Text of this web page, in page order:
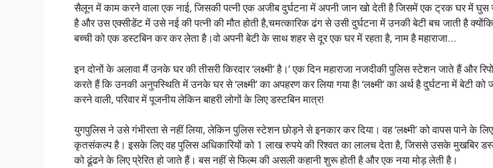
सैलून में काम करने वाला एक नाई, जिसकी पत्नी एक अजीब दुर्घटना में अपनी जान खो देती है जिसमें एक ट्रक घर में घुस
है और उस एक्सीडेंट में उसे नई की पत्नी की मौत होती है,चमत्कारिक ढंग से उसी दुर्घटना में उनकी बेटी बच जाती है
बच्ची को एक डस्टबिन कर कर लेता है।वो अपनी बेटी के साथ शहर से दूर एक घर में रहता है, नाम है महाराजा…
इन दोनों के अलावा मैं उनके घर की तीसरी किरदार ‘लक्ष्मी’ है।’ एक दिन महाराजा नजदीकी पुलिस स्टेशन जाते हैं और
करते हैं कि उनकी अनुपस्थिति में उनके घर से ‘लक्ष्मी’ का अपहरण कर लिया गया है! ‘लक्ष्मी’ का अर्थ है दुर्घटना में बेटी को
करने वाली, परिवार में पूजनीय लेकिन बाहरी लोगों के लिए डस्टबिन मात्र!
युगपुलिस ने उसे गंभीरता से नहीं लिया, लेकिन पुलिस स्टेशन छोड़ने से इनकार कर दिया। वह ‘लक्ष्मी’ को वापस पाने के लिए
कृतसंकल्प है। इसके लिए वह पुलिस अधिकारियों को 1 लाख रुपये की रिश्वत का लालच देता है, जिससे उसके मुखबिर
को ढूंढने के लिए प्रेरित हो जाते हैं। बस नहीं से फिल्म की असली कहानी शुरू होती है और एक नया मोड़ लेती है।